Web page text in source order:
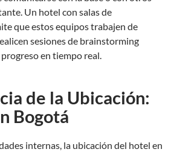
Un hotel con salas de
que estos equipos trabajen de
sesiones de brainstorming
en tiempo real.
de la Ubicación:
Bogotá
internas, la ubicación del hotel en